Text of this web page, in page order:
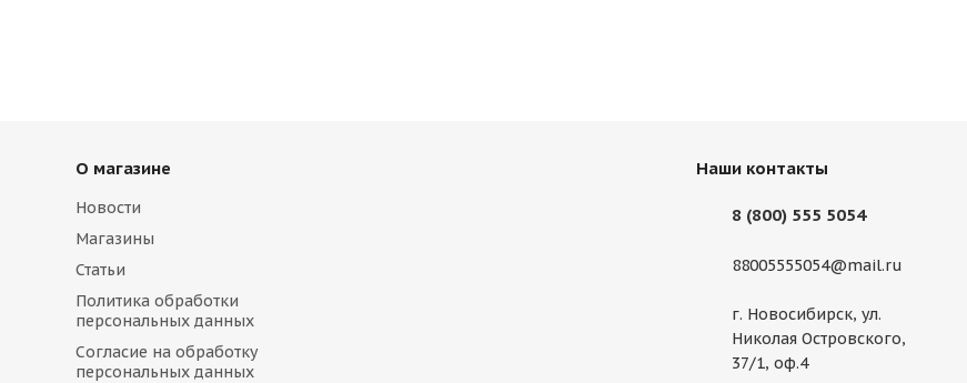
О магазине
Новости
Магазины
Статьи
Политика обработки
персональных данных
Согласие на обработку
персональных данных
Наши контакты
8 (800) 555 5054
88005555054@mail.ru
г. Новосибирск, ул.
Николая Островского,
37/1, оф.4